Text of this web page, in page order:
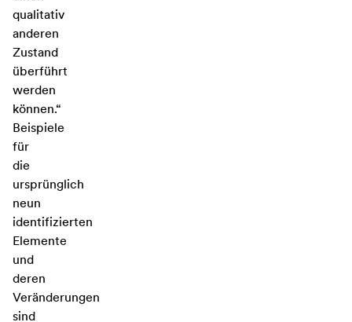
qualitativ
anderen
Zustand
überführt
werden
können.“
Beispiele
für
die
ursprünglich
neun
identifizierten
Elemente
und
deren
Veränderungen
sind